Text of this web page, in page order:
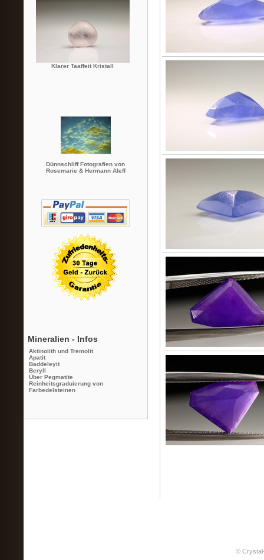
Klarer Taaffeit Kristall
Dünnschliff Fotografien von
Rosemarie & Hermann Aleff
Mineralien - Infos
Aktinolith und Tremolit
Apatit
Baddeleyit
Beryll
Über Pegmatite
Reinheitsgraduierung von
Farbedelsteinen
©